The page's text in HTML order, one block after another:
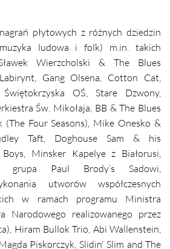
płytowych z różnych dziedzin
ludowa i folk) m.in. takich
Wierzcholski & The Blues
Gang Olsena, Cotton Cat,
OŚ, Stare Dzwony,
Św. Mikołaja, BB & The Blues
(The Four Seasons), Mike Onesko &
Taft, Doghouse Sam & his
Minsker Kapelye z Białorusi,
grupa Paul Brody’s Sadowi,
utworów współczesnych
w ramach programu Ministra
Narodowego realizowanego przez
Hiram Bullok Trio, Abi Wallenstein,
Piskorczyk, Slidin' Slim and The